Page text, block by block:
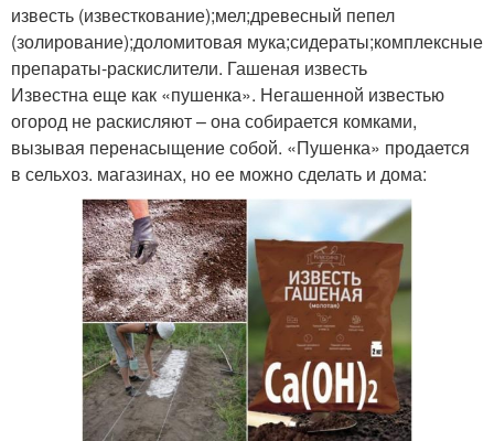
известь (известкование);мел;древесный пепел
(золирование);доломитовая мука;сидераты;комплексные
препараты-раскислители. Гашеная известь
Известна еще как «пушенка». Негашенной известью
огород не раскисляют – она собирается комками,
вызывая перенасыщение собой. «Пушенка» продается
в сельхоз. магазинах, но ее можно сделать и дома: